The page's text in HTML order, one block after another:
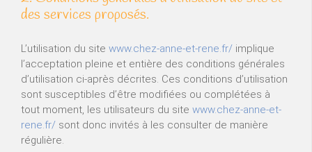
des services proposés.
L’utilisation du site www.chez-anne-et-rene.fr/ implique
l’acceptation pleine et entière des conditions générales
d’utilisation ci-après décrites. Ces conditions d’utilisation
sont susceptibles d’être modifiées ou complétées à
tout moment, les utilisateurs du site www.chez-anne-et-
rene.fr/ sont donc invités à les consulter de manière
régulière.